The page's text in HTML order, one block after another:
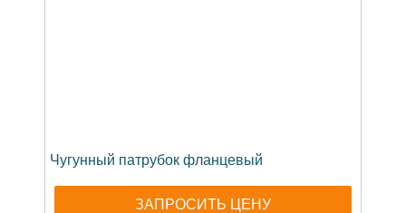
Чугунный патрубок фланцевый
ЗАПРОСИТЬ ЦЕНУ